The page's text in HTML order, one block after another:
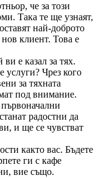
че за този
Така те ще узнаят,
най-доброто
нов клиент. Това е
е казал за тях.
услуги? Чрез кого
за тяхната
под внимание.
радостни да
и ще се чувстват
както вас. Бъдете
ги с кафе
вие също.